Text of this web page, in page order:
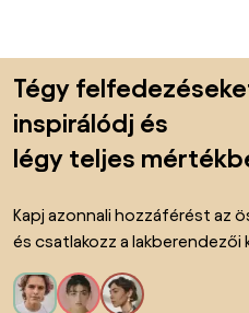
Tégy
inspirálódj és
légy teljes
Kapj azonnali hozzáférést az
és csatlakozz a lakberendezői